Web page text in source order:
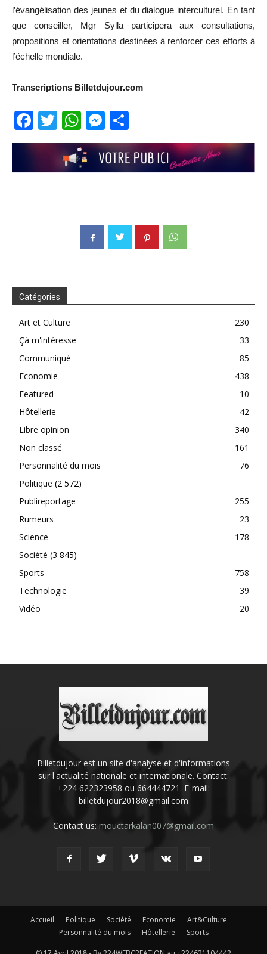
l’évangélisation des jeunes et du dialogue interculturel. En tant
que conseiller, Mgr Sylla participera aux consultations,
propositions et orientations destinées à renforcer ces efforts à
l’échelle mondiale.
Transcriptions Billetdujour.com
Facebook
Twitter
WhatsApp
Messenger
Catégories
Art et Culture
230
Çà m'intéresse
33
Communiqué
85
Economie
438
Featured
10
Hôtellerie
42
Libre opinion
340
Non classé
161
Personnalité du mois
76
Politique (2 572)
Publireportage
255
Rumeurs
23
Science
178
Société (3 845)
Sports
758
Technologie
39
Vidéo
20
Billetdujour est un site d'analyse et d'informations
sur l'actualité nationale et internationale. Contact:
+224 622323958 ou 664444721. E-mail:
billetdujour2018@gmail.com
Contact us: mouctarkalan007@gmail.com
Accueil Politique Société Economie
Art&Culture
Personnalité du mois
Hôtellerie Sports